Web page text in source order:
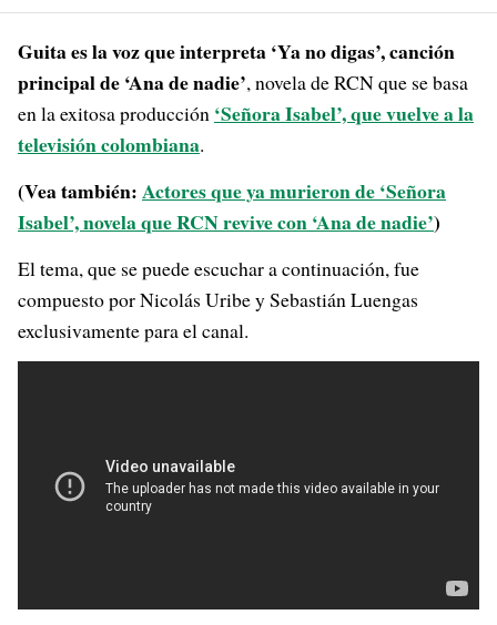
Guita es la voz que interpreta ‘Ya no digas’, canción
principal de ‘Ana de nadie’, novela de RCN que se basa
en la exitosa producción ‘Señora Isabel’, que vuelve a la
televisión colombiana.
(Vea también:Actores que ya murieron de ‘Señora
Isabel’, novela que RCN revive con ‘Ana de nadie’)
El tema, que se puede escuchar a continuación, fue
compuesto por Nicolás Uribe y Sebastián Luengas
exclusivamente para el canal.